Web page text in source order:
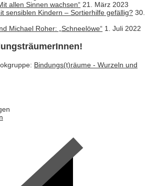
allen Sinnen wachsen“ 21. März 2023
sensiblen Kindern – Sortierhilfe gefällig? 30.
Michael Roher: „Schneelöwe“ 1. Juli 2022
Bindungs(t)räume - Wurzeln und